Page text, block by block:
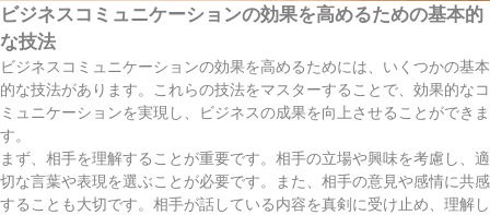
ビジネスコミュニケーションの効果を高めるための基本的
な技法
ビジネスコミュニケーションの効果を高めるためには、いくつかの基本
的な技法があります。これらの技法をマスターすることで、効果的なコ
ミュニケーションを実現し、ビジネスの成果を向上させることができま
す。
まず、相手を理解することが重要です。相手の立場や興味を考慮し、適
切な言葉や表現を選ぶことが必要です。また、相手の意見や感情に共感
することも大切です。相手が話している内容を真剣に受け止め、理解し